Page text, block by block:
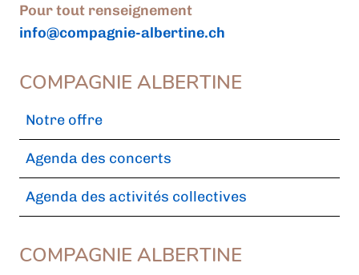
COMPAGNIE ALBERTINE
COMPAGNIE ALBERTINE
Pour tout renseignement
info@compagnie-albertine.ch
Notre offre
Agenda des concerts
Agenda des activités collectives